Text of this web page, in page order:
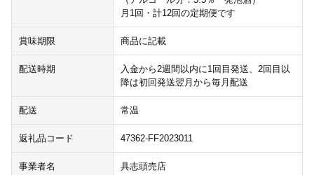
月1回・計12回の定期便です
賞味期限 商品に記載
配送時期
入金から2週間以内に1回目発送、2回目以
降は初回発送翌月から毎月配送
配送 常温
返礼品コード 47362-FF2023011
事業者名 具志頭売店